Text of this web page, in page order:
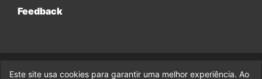
Feedback
© 2017-2026 Legado da Marvel, uma empresa da Legado
Este site usa cookies para garantir uma melhor experiência. Ao